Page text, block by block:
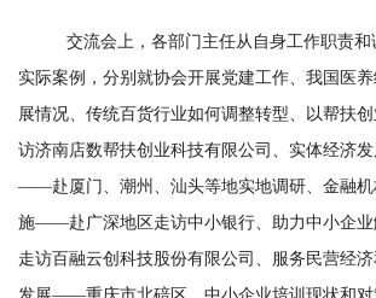
交流会上，各部门主任从自身工作职责
实际案例，分别就协会开展党建工作、我国医
展情况、传统百货行业如何调整转型、以帮扶
访济南店数帮扶创业科技有限公司、实体经济
——赴厦门、潮州、汕头等地实地调研、金融机
施——赴广深地区走访中小银行、助力中小企业
走访百融云创科技股份有限公司、服务民营经